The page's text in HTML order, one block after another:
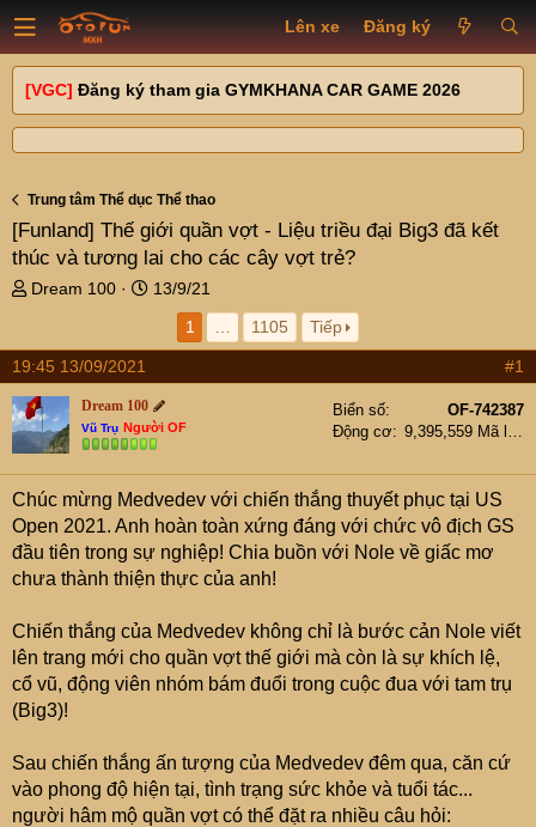
Lên xe Đăng ký
[VGC] Đăng ký tham gia GYMKHANA CAR GAME 2026
Trung tâm Thể dục Thể thao
[Funland] Thế giới quần vợt - Liệu triều đại Big3 đã kết
thúc và tương lai cho các cây vợt trẻ?
T
e
a
d
s
t
r
e
r
Dream 100
N
y
ử
i
13/9/21
1
1105 Tiếp
19:45 13/09/2021 #1
Dream 100
Vũ Trụ Người OF
Biển số
OF-742387
Động cơ
9,395,559 Mã lực
Chúc mừng Medvedev với chiến thắng thuyết phục tại US
Open 2021. Anh hoàn toàn xứng đáng với chức vô địch GS
đầu tiên trong sự nghiệp! Chia buồn với Nole về giấc mơ
chưa thành thiện thực của anh!
Chiến thắng của Medvedev không chỉ là bước cản Nole viết
lên trang mới cho quần vợt thế giới mà còn là sự khích lệ,
cổ vũ, động viên nhóm bám đuổi trong cuộc đua với tam trụ
(Big3)!
Sau chiến thắng ấn tượng của Medvedev đêm qua, căn cứ
vào phong độ hiện tại, tình trạng sức khỏe và tuổi tác...
người hâm mộ quần vợt có thể đặt ra nhiều câu hỏi: